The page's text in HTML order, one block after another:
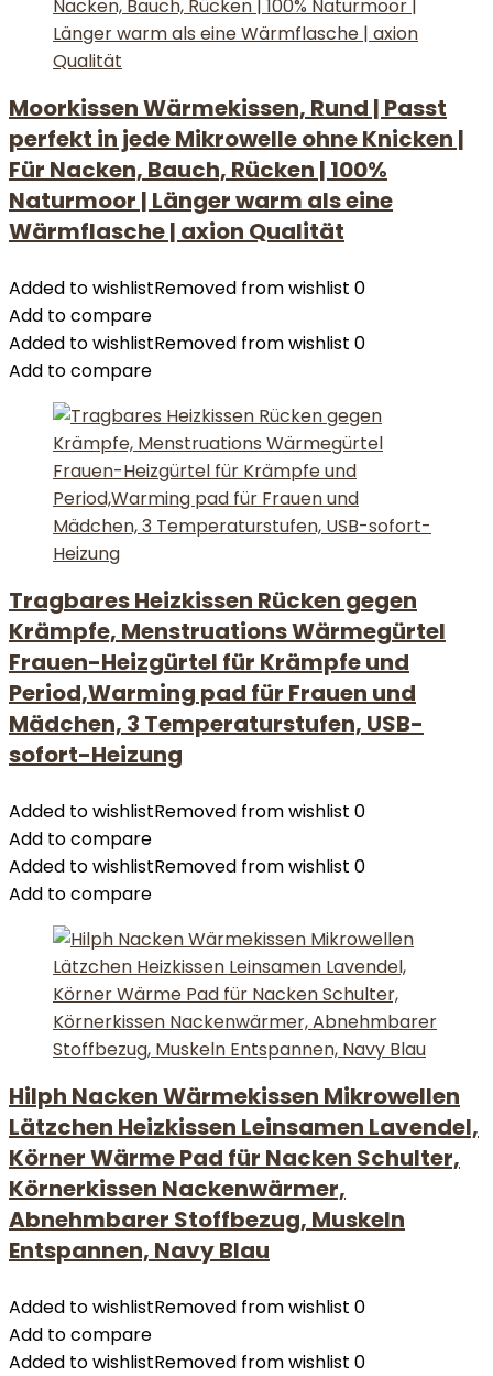
Moorkissen Wärmekissen, Rund | Passt
perfekt in jede Mikrowelle ohne Knicken |
Für Nacken, Bauch, Rücken | 100%
Naturmoor | Länger warm als eine
Wärmflasche | axion Qualität
Added to wishlistRemoved from wishlist 0
Add to compare
Added to wishlistRemoved from wishlist 0
Add to compare
Tragbares Heizkissen Rücken gegen
Krämpfe, Menstruations Wärmegürtel
Frauen-Heizgürtel für Krämpfe und
Period,Warming pad für Frauen und
Mädchen, 3 Temperaturstufen, USB-
sofort-Heizung
Added to wishlistRemoved from wishlist 0
Add to compare
Added to wishlistRemoved from wishlist 0
Add to compare
Hilph Nacken Wärmekissen Mikrowellen
Lätzchen Heizkissen Leinsamen Lavendel,
Körner Wärme Pad für Nacken Schulter,
Körnerkissen Nackenwärmer,
Abnehmbarer Stoffbezug, Muskeln
Entspannen, Navy Blau
Added to wishlistRemoved from wishlist 0
Add to compare
Added to wishlistRemoved from wishlist 0